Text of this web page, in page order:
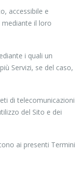
accessibile e
mediante il loro
i quali un
Servizi, se del caso,
di telecomunicazioni
del Sito e dei
ai presenti Termini